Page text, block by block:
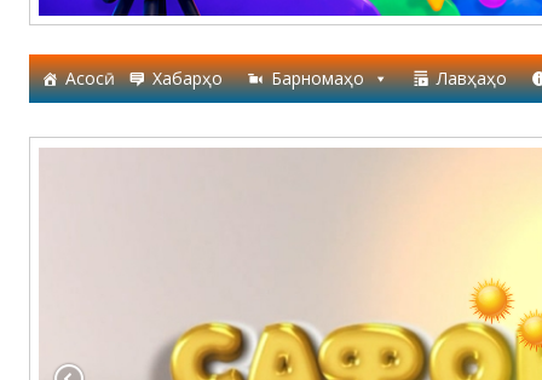
Асосӣ Хабарҳо Барномаҳо Лавҳаҳо